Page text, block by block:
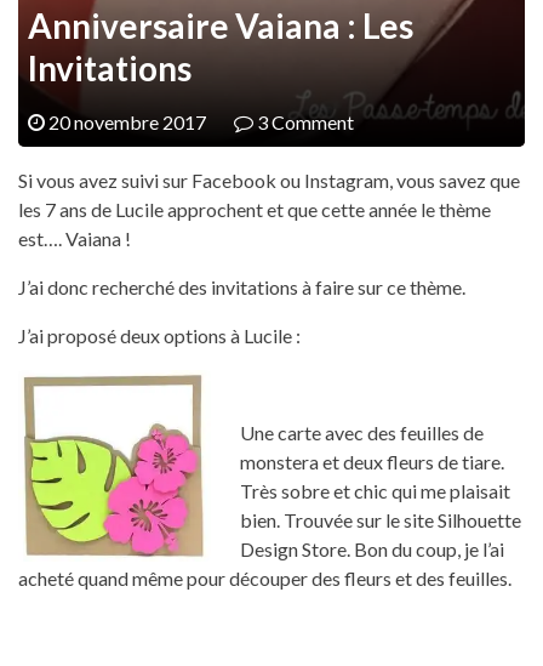
Anniversaire Vaiana : Les
Invitations
20 novembre 2017 3 Comment
Si vous avez suivi sur Facebook ou Instagram, vous savez que
les 7 ans de Lucile approchent et que cette année le thème
est…. Vaiana !
J’ai donc recherché des invitations à faire sur ce thème.
J’ai proposé deux options à Lucile :
Une carte avec des feuilles de
monstera et deux fleurs de tiare.
Très sobre et chic qui me plaisait
bien. Trouvée sur le site Silhouette
Design Store. Bon du coup, je l’ai
acheté quand même pour découper des fleurs et des feuilles.